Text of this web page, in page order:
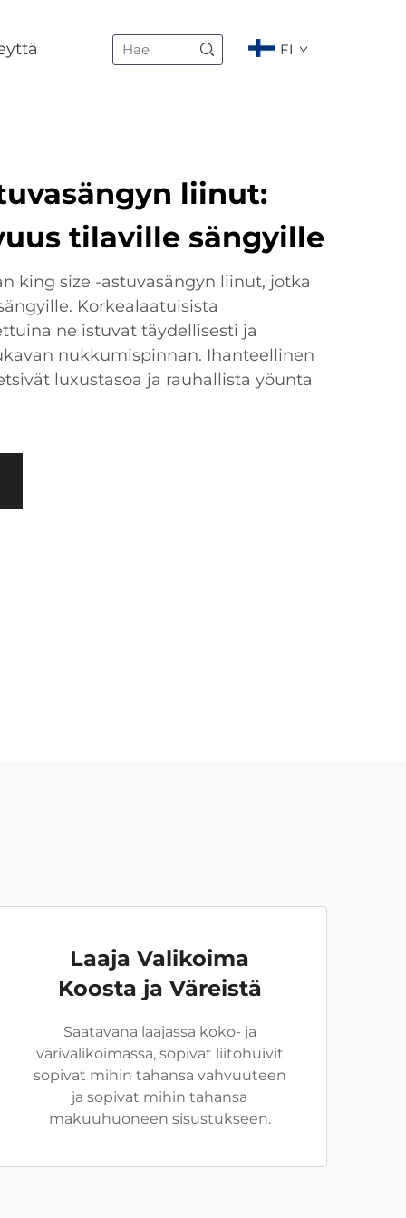
FI
liinut:
tilaville sängyille
king size -astuvasängyn liinut, jotka
Korkealaatuisista
ne istuvat täydellisesti ja
nukkumispinnan. Ihanteellinen
luxustasoa ja rauhallista yöunta
Laaja Valikoima
Koosta ja Väreistä
Saatavana laajassa koko- ja
värivalikoimassa, sopivat liitohuivit
sopivat mihin tahansa vahvuuteen
ja sopivat mihin tahansa
makuuhuoneen sisustukseen.